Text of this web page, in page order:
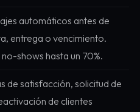
automáticos antes de
entrega o vencimiento.
shows hasta un 70%.
de satisfacción, solicitud de
de clientes